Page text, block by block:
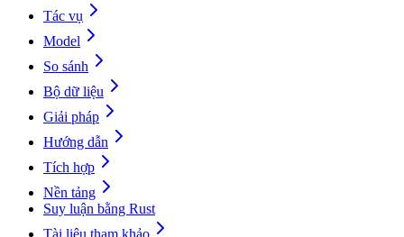
Tác vụ
Model
So sánh
Bộ dữ liệu
Giải pháp
Hướng dẫn
Tích hợp
Nền tảng
Suy luận bằng Rust
Tài liệu tham khảo